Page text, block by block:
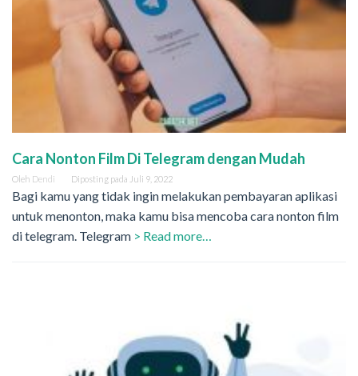
Cara Nonton Film Di Telegram dengan Mudah
Oleh Dendi Diposting pada Juli 9, 2022
Bagi kamu yang tidak ingin melakukan pembayaran aplikasi
untuk menonton, maka kamu bisa mencoba cara nonton film
di telegram. Telegram > Read more…